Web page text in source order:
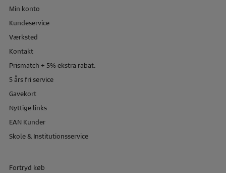
Min konto
Kundeservice
Værksted
Kontakt
Prismatch + 5% ekstra rabat.
5 års fri service
Gavekort
Nyttige links
EAN Kunder
Skole & Institutionsservice
Fortryd køb